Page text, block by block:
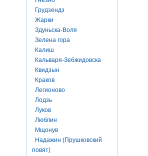
Грудзендз
Жарки
Здуньска-Воля
Зелена гора
Калиш
Кальваря-Зебжидовска
Квидзын
Краков
Легионово
Лодзь
Луков
Люблин
Мщонув
Надажин (Прушковский
повят)